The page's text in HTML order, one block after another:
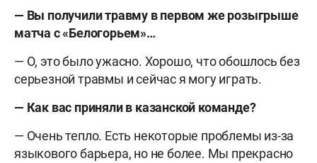
— Вы получили травму в первом же розыгрыше
матча с «Белогорьем»…
— О, это было ужасно. Хорошо, что обошлось без
серьезной травмы и сейчас я могу играть.
— Как вас приняли в казанской команде?
— Очень тепло. Есть некоторые проблемы из-за
языкового барьера, но не более. Мы прекрасно